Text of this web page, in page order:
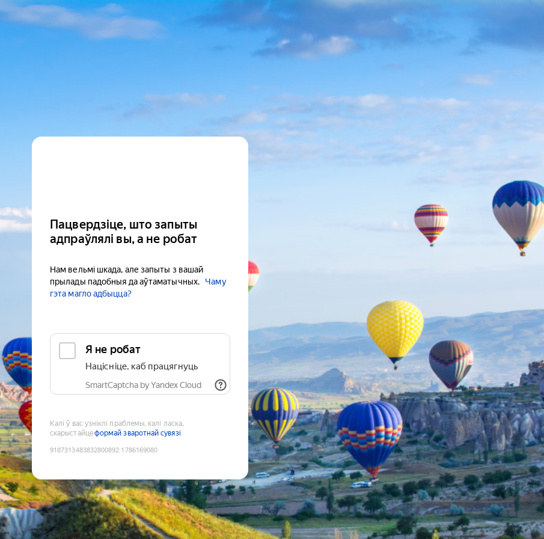
Пацвердзіце, што запыты
адпраўлялі вы, а не робат
Нам вельмі шкада, але запыты з вашай
прылады падобныя да аўтаматычных.
Чаму
гэта магло адбыцца?
Я не робат
Націсніце, каб працягнуць
SmartCaptcha by Yandex Cloud
Калі ў вас узніклі праблемы, калі ласка,
скарыстайцеформай зваротнай сувязі
9187313483832800892:1786169080